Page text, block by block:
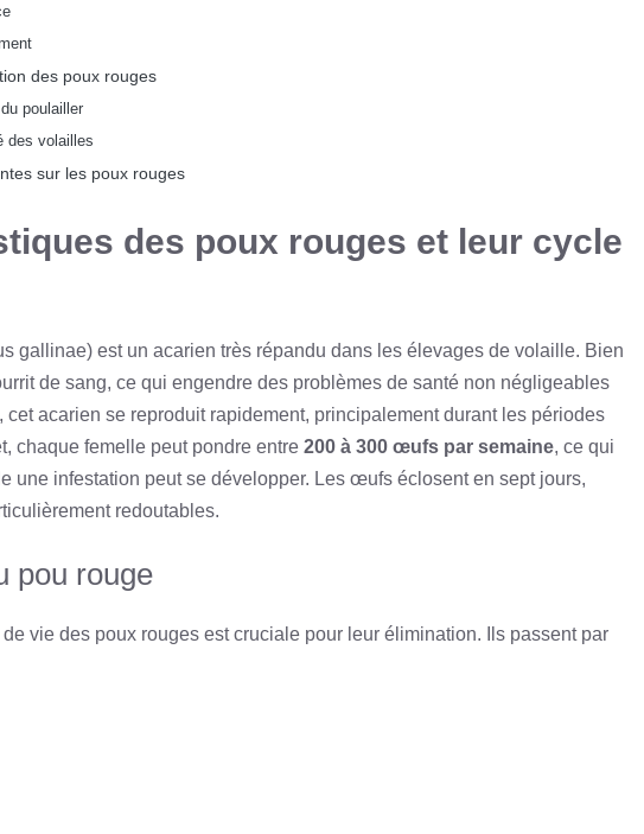
des poux rouges
poulailler
des volailles
sur les poux rouges
des poux rouges et leur cycle
gallinae) est un acarien très répandu dans les élevages de volaille. Bien
de sang, ce qui engendre des problèmes de santé non négligeables
cet acarien se reproduit rapidement, principalement durant les périodes
chaque femelle peut pondre entre 200 à 300 œufs par semaine, ce qui
une infestation peut se développer. Les œufs éclosent en sept jours,
redoutables.
pou rouge
vie des poux rouges est cruciale pour leur élimination. Ils passent par